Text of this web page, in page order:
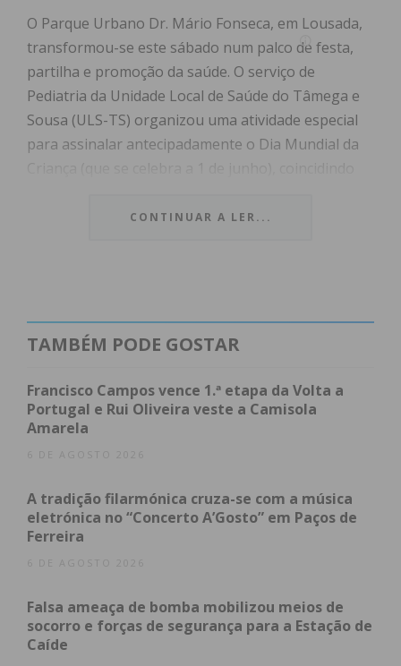
O Parque Urbano Dr. Mário Fonseca, em Lousada,
transformou-se este sábado num palco de festa,
partilha e promoção da saúde. O serviço de
Pediatria da Unidade Local de Saúde do Tâmega e
Sousa (ULS-TS) organizou uma atividade especial
para assinalar antecipadamente o Dia Mundial da
que já passaram pelo internamento do serviço de
estender o convite a toda a população local.
“Esse foi o nosso principal
famílias que estiveram
connosco, mas abrimos à
município de Lousada”,
explicou Alexandra Ferreira,
CONTINUAR A LER...
TAMBÉM PODE GOSTAR
Francisco Campos vence 1.ª etapa da Volta a
Portugal e Rui Oliveira veste a Camisola
Amarela
6 DE AGOSTO 2026
A tradição filarmónica cruza-se com a música
eletrónica no “Concerto A’Gosto” em Paços de
Ferreira
6 DE AGOSTO 2026
Falsa ameaça de bomba mobilizou meios de
socorro e forças de segurança para a Estação de
Caíde